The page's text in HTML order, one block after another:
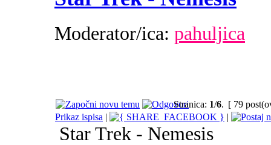
Moderator/ica: pahuljica
Stranica: 1/6. [ 79
Prikaz ispisa | |
Star Trek - Nemesis